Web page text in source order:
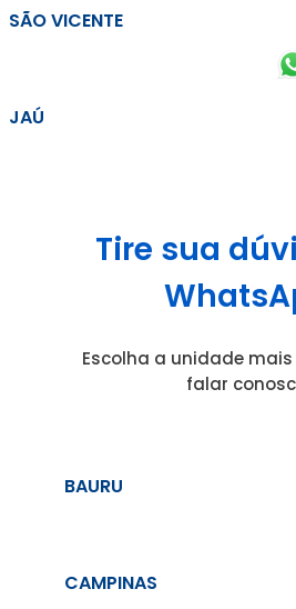
SÃO VICENTE
JAÚ
Tire sua
Escolha a unidade
falar
BAURU
CAMPINAS